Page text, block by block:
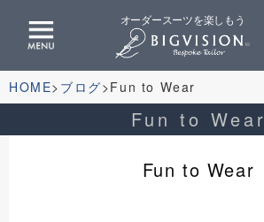
オーダースーツを楽しもう
HOME ブログ Fun to Wear
Fun to Wear
Fun to Wear